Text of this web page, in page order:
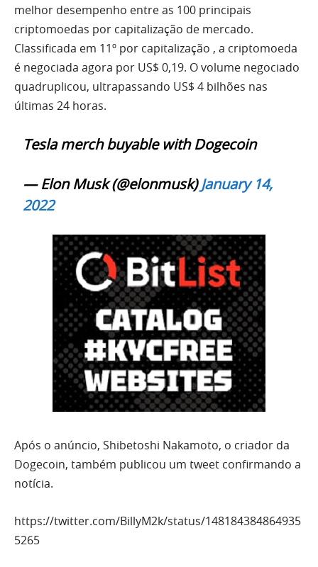
melhor desempenho entre as 100 principais
criptomoedas por capitalização de mercado.
Classificada em 11º por capitalização , a criptomoeda
é negociada agora por US$ 0,19. O volume negociado
quadruplicou, ultrapassando US$ 4 bilhões nas
últimas 24 horas.
Tesla merch buyable with Dogecoin
— Elon Musk (@elonmusk)January 14,
2022
Após o anúncio, Shibetoshi Nakamoto, o criador da
Dogecoin, também publicou um tweet confirmando a
notícia.
https://twitter.com/BillyM2k/status/148184384864935
5265